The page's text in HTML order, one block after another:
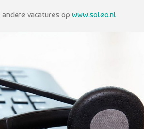
vacatures op www.soleo.nl